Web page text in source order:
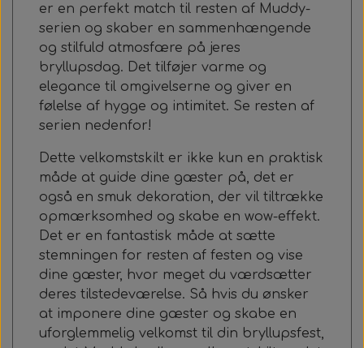
er en perfekt match til resten af Muddy-
serien og skaber en sammenhængende
og stilfuld atmosfære på jeres
bryllupsdag. Det tilføjer varme og
elegance til omgivelserne og giver en
følelse af hygge og intimitet. Se resten af
serien nedenfor!
Dette velkomstskilt er ikke kun en praktisk
måde at guide dine gæster på, det er
også en smuk dekoration, der vil tiltrække
opmærksomhed og skabe en wow-effekt.
Det er en fantastisk måde at sætte
stemningen for resten af festen og vise
dine gæster, hvor meget du værdsætter
deres tilstedeværelse. Så hvis du ønsker
at imponere dine gæster og skabe en
uforglemmelig velkomst til din bryllupsfest,